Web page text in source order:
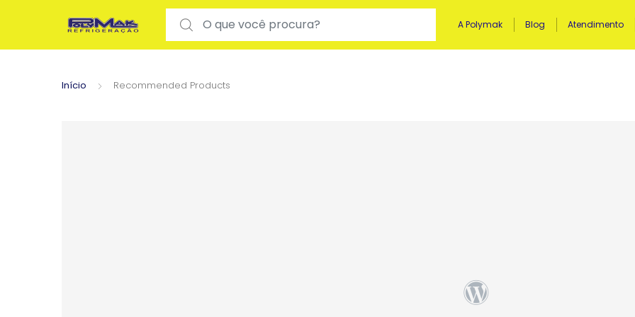
Search for:
A Polymak Blog Atendimento
Início Recommended Products